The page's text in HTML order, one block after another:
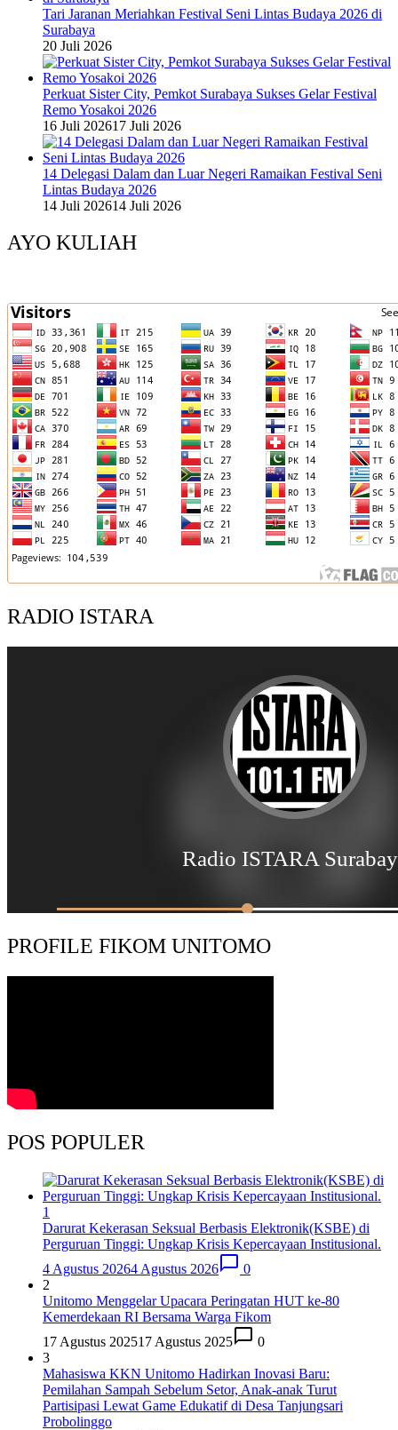
Tari Jaranan Meriahkan Festival Seni Lintas Budaya 2026 di
Surabaya
20 Juli 2026
Perkuat Sister City, Pemkot Surabaya Sukses Gelar Festival
Remo Yosakoi 2026
16 Juli 202617 Juli 2026
14 Delegasi Dalam dan Luar Negeri Ramaikan Festival Seni
Lintas Budaya 2026
14 Juli 202614 Juli 2026
AYO KULIAH
RADIO ISTARA
PROFILE FIKOM UNITOMO
POS POPULER
1
Darurat Kekerasan Seksual Berbasis Elektronik(KSBE) di
Perguruan Tinggi: Ungkap Krisis Kepercayaan Institusional.
4 Agustus 20264 Agustus 2026
0
2
Unitomo Menggelar Upacara Peringatan HUT ke-80
Kemerdekaan RI Bersama Warga Fikom
17 Agustus 202517 Agustus 2025
0
3
Mahasiswa KKN Unitomo Hadirkan Inovasi Baru:
Pemilahan Sampah Sebelum Setor, Anak-anak Turut
Partisipasi Lewat Game Edukatif di Desa Tanjungsari
Probolinggo